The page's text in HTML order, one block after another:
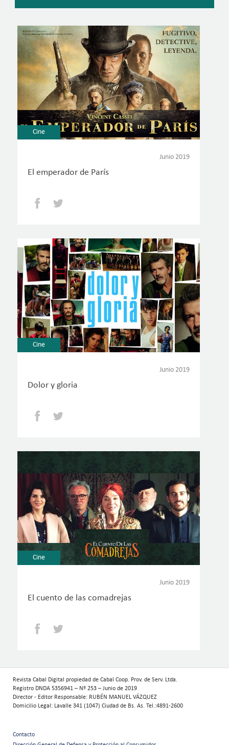
Cine
Junio 2019
El emperador de París
Facebook
Cine
Junio 2019
Dolor y gloria
Facebook
Cine
Junio 2019
El cuento de las comadrejas
Facebook
Revista Cabal Digital propiedad de Cabal Coop. Prov. de Serv. Ltda.
Registro DNDA 5356941 – Nº 253 – Junio de 2019
Director - Editor Responsable: RUBÉN MANUEL VÁZQUEZ
Domicilio Legal: Lavalle 341 (1047) Ciudad de Bs. As. Tel.:4891-2600
Contacto